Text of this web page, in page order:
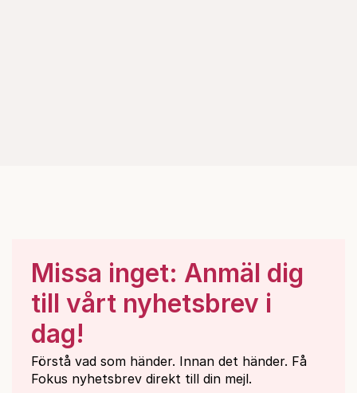
Missa inget: Anmäl dig
till vårt nyhetsbrev i
dag!
Förstå vad som händer. Innan det händer. Få
Fokus nyhetsbrev direkt till din mejl.